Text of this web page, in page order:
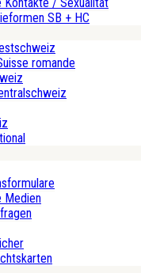
Kontakte / Sexualität
SB + HC
romande
Medien